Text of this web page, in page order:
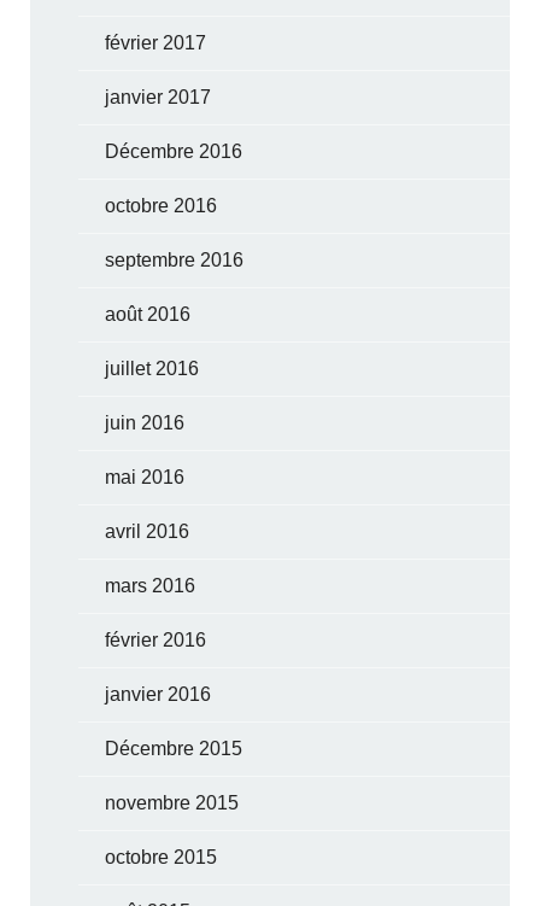
février 2017
janvier 2017
Décembre 2016
octobre 2016
septembre 2016
août 2016
juillet 2016
juin 2016
mai 2016
avril 2016
mars 2016
février 2016
janvier 2016
Décembre 2015
novembre 2015
octobre 2015